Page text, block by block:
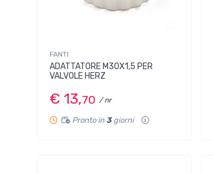
FANTI
ADATTATORE M30X1,5 PER
VALVOLE HERZ
€ 13,70 / nr
Pronto in 3giorni